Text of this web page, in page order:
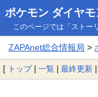
ポケモン ダイヤ
このページでは「ストー
ZAPAnet総合情報局 >
[ トップ| 一覧 | 最終更新 |